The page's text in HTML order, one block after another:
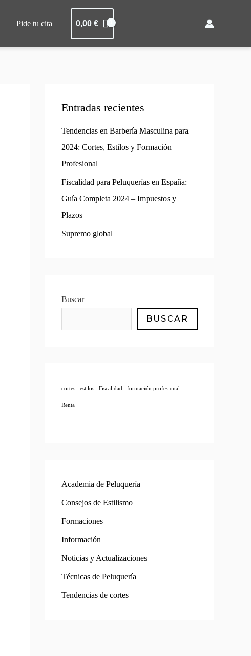
Pide tu cita 0,00 €
Entradas recientes
Tendencias en Barbería Masculina para
2024: Cortes, Estilos y Formación
Profesional
Fiscalidad para Peluquerías en España:
Guía Completa 2024 – Impuestos y
Plazos
Supremo global
Buscar
BUSCAR
cortes estilos Fiscalidad formación profesional
Renta
Academia de Peluquería
Consejos de Estilismo
Formaciones
Información
Noticias y Actualizaciones
Técnicas de Peluquería
Tendencias de cortes